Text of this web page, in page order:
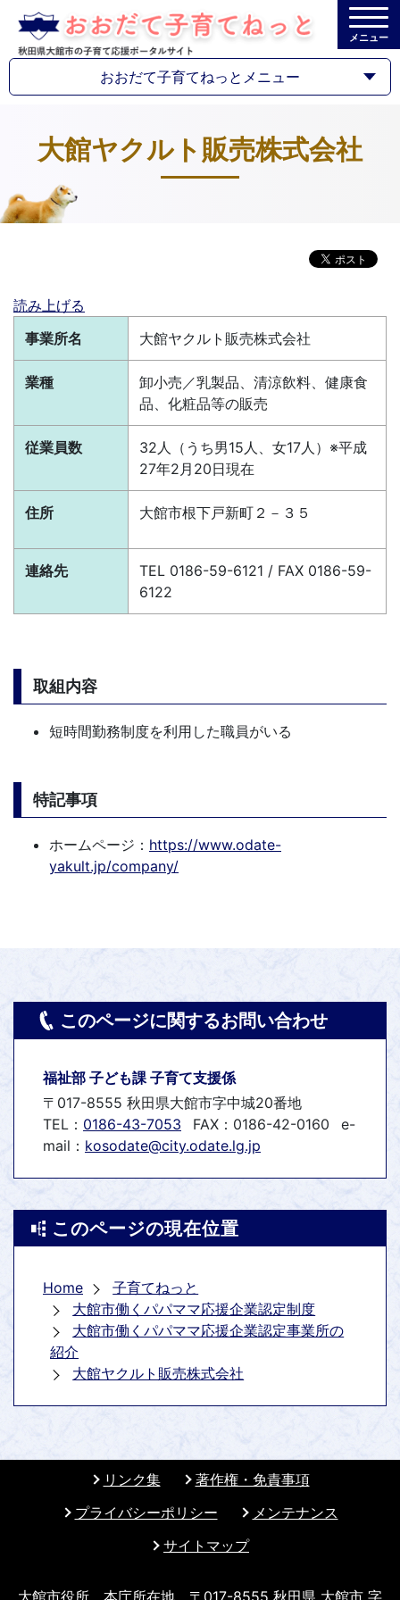
メニュー
おおだて子育てねっとメニュー
大館ヤクルト販売株式会社
読み上げる
事業所名
大館ヤクルト販売株式会社
業種
卸小売／乳製品、清涼飲料、健康食
品、化粧品等の販売
従業員数 32人（うち男15人、女17人） ※平成
27年2月20日現在
住所 大館市根下戸新町２－３５
連絡先
TEL 0186-59-6121 / FAX 0186-59-
6122
取組内容
短時間勤務制度を利用した職員がいる
特記事項
ホームページ： https://www.odate-
yakult.jp/company/
このページに関するお問い合わせ
福祉部 子ども課 子育て支援係
〒017-8555 秋田県大館市字中城20番地
TEL： 0186-43-7053 FAX：0186-42-0160
e-
mail： kosodate@city.odate.lg.jp
このページの現在位置
Home
子育てねっと
大館市働くパパママ応援企業認定制度
大館市働くパパママ応援企業認定事業所の
紹介
大館ヤクルト販売株式会社
リンク集
著作権・免責事項
プライバシーポリシー
メンテナンス
サイトマップ